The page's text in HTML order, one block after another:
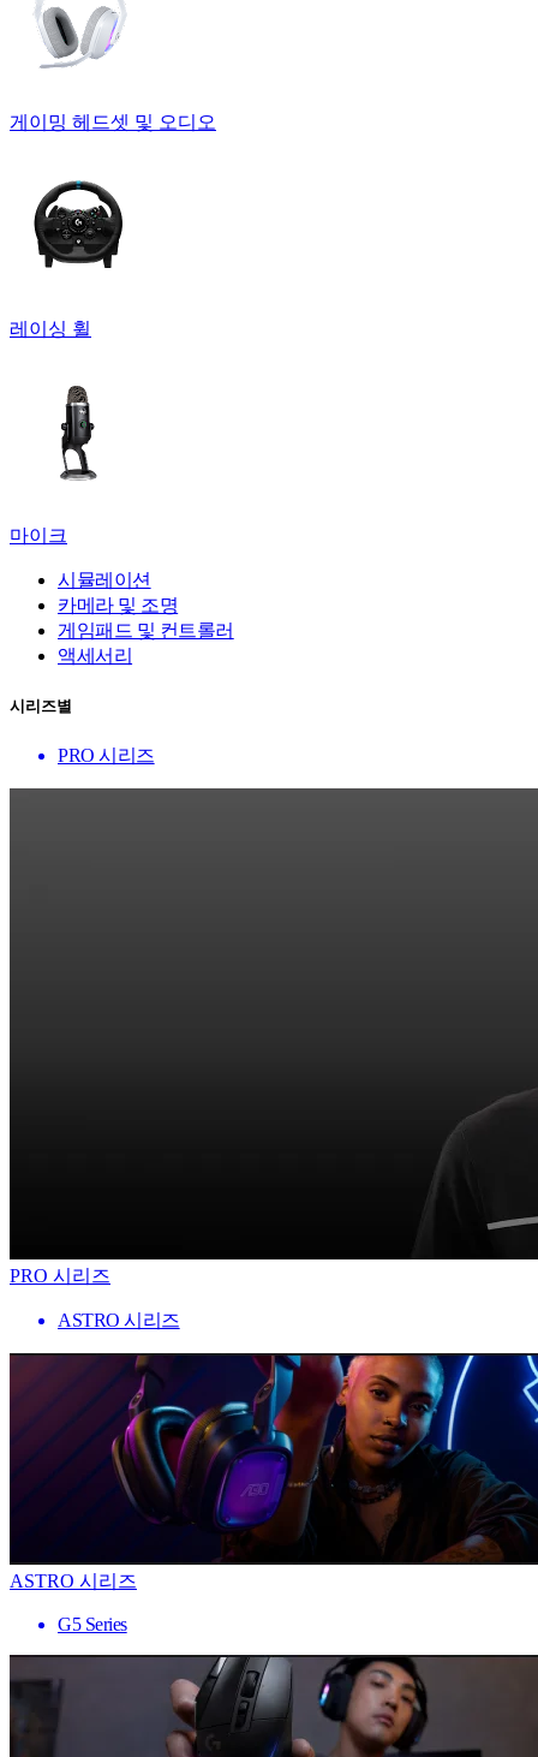
게이밍 헤드셋 및 오디오
레이싱 휠
마이크
시뮬레이션
카메라 및 조명
게임패드 및 컨트롤러
액세서리
시리즈별
PRO 시리즈
PRO 시리즈
ASTRO 시리즈
ASTRO 시리즈
G5 Series